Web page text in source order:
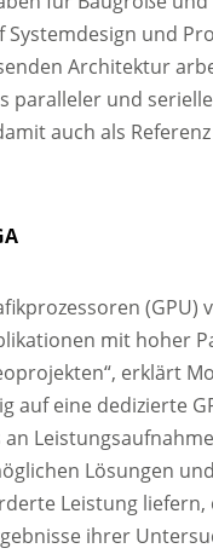
Systemdesign und
Architektur
paralleler und
auch als
mit hoher
erklärt
auf eine dedizierte
Lösungen
Leistung
ihrer